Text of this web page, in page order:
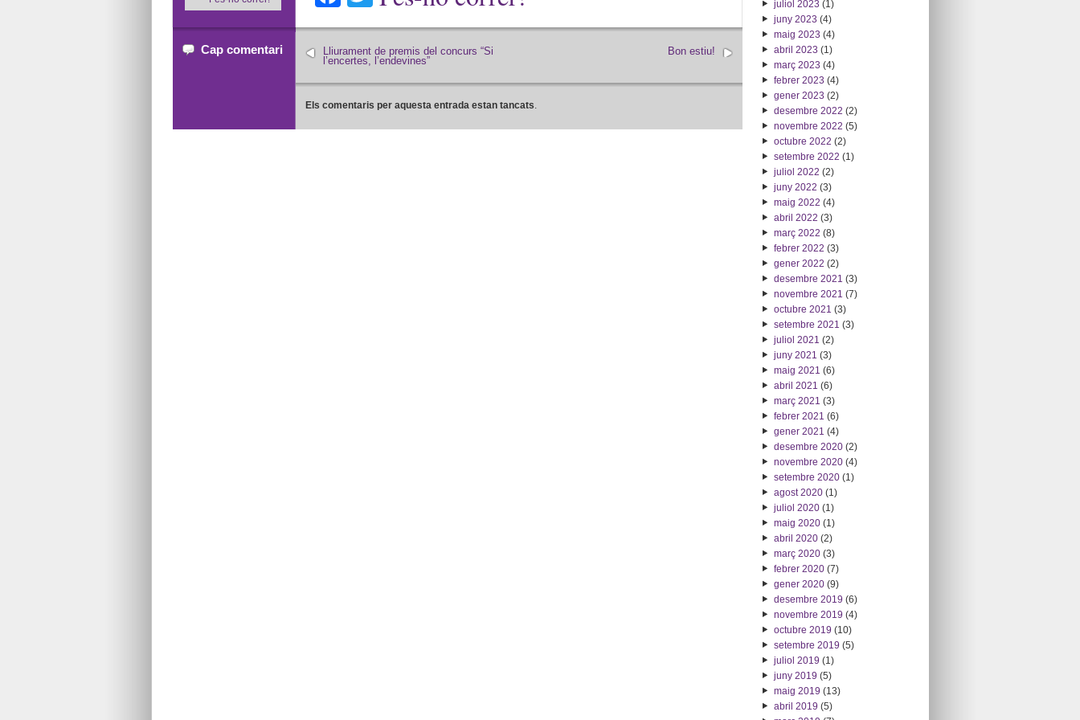
Cap comentari Bon estiu!
Lliurament de premis del concurs “Si
l’encertes, l’endevines”
Els comentaris per aquesta entrada estan tancats.
juliol 2023 (1)
juny 2023 (4)
maig 2023 (4)
abril 2023 (1)
març 2023 (4)
febrer 2023 (4)
gener 2023 (2)
desembre 2022 (2)
novembre 2022 (5)
octubre 2022 (2)
setembre 2022 (1)
juliol 2022 (2)
juny 2022 (3)
maig 2022 (4)
abril 2022 (3)
març 2022 (8)
febrer 2022 (3)
gener 2022 (2)
desembre 2021 (3)
novembre 2021 (7)
octubre 2021 (3)
setembre 2021 (3)
juliol 2021 (2)
juny 2021 (3)
maig 2021 (6)
abril 2021 (6)
març 2021 (3)
febrer 2021 (6)
gener 2021 (4)
desembre 2020(2)
novembre 2020(4)
setembre 2020(1)
agost 2020(1)
juliol 2020(1)
maig 2020(1)
abril 2020(2)
març 2020(3)
febrer 2020(7)
gener 2020(9)
desembre 2019 (6)
novembre 2019 (4)
octubre 2019 (10)
setembre 2019 (5)
juliol 2019 (1)
juny 2019 (5)
maig 2019 (13)
abril 2019 (5)